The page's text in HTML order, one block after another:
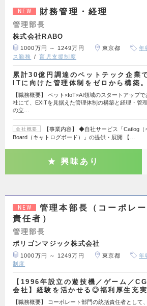
NEW 財務管理・経理
管理部長
株式会社RABO
1000万円 ～ 1249万円 東京都 年
ス勤務
育児支援制度
累計30億円調達のペットテック企業
ITに向けた管理体制をゼロから構築。
【職務概要】 ペット×IoT×AI領域のスタートアップで
社にて、EXITを見据えた管理体制の構築と経理・管
の立…
会社概要
【事業内容】 ◆自社サービス「Catlog
Board（キャトログボード）」の提供・展開 【…
興味あり
NEW
管理本部長（コーポレ
責任者）
管理部長
ポリゴンマジック株式会社
1000万円 ～ 1249万円 東京都 年
制度
【1996年設立の遊技機／ゲーム／
会社】経験を活かせる◎福利厚生充
【職務概要】 コーポレート部門の統括責任者として